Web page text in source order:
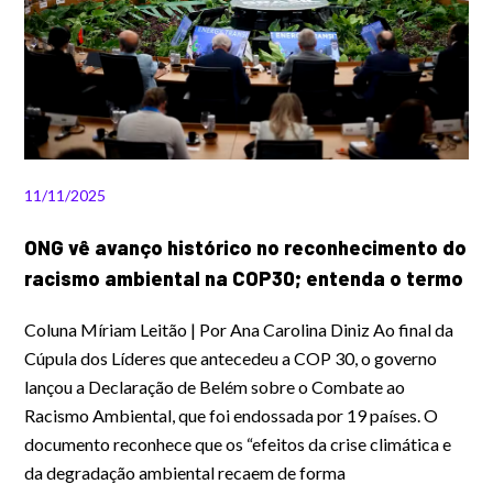
11/11/2025
ONG vê avanço histórico no reconhecimento do
racismo ambiental na COP30; entenda o termo
Coluna Míriam Leitão | Por Ana Carolina Diniz Ao final da
Cúpula dos Líderes que antecedeu a COP 30, o governo
lançou a Declaração de Belém sobre o Combate ao
Racismo Ambiental, que foi endossada por 19 países. O
documento reconhece que os “efeitos da crise climática e
da degradação ambiental recaem de forma